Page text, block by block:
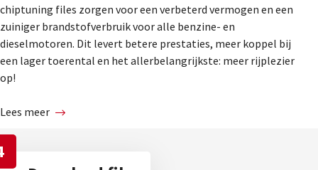
chiptuning files zorgen voor een verbeterd vermogen en een
zuiniger brandstofverbruik voor alle benzine- en
dieselmotoren. Dit levert betere prestaties, meer koppel bij
een lager toerental en het allerbelangrijkste: meer rijplezier
op!
Lees meer